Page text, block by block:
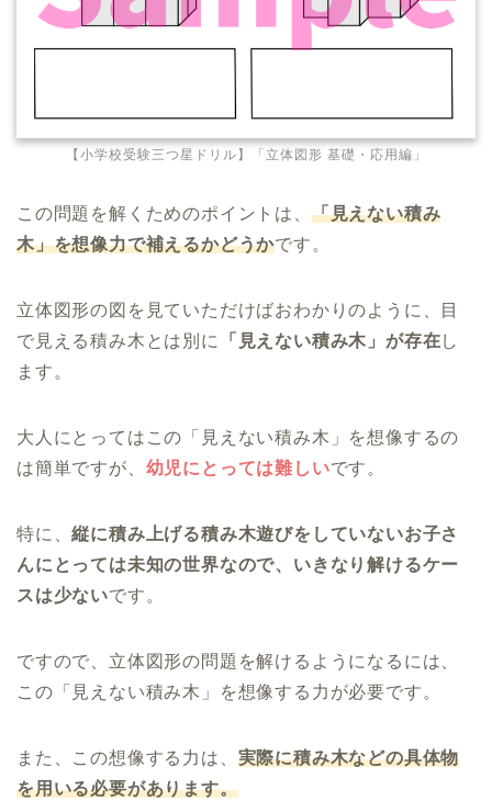
【小学校受験三つ星ドリル】「立体図形 基礎・応用編」
この問題を解くためのポイントは、 「見えない積み
木」を想像力で補えるかどうかです。
立体図形の図を見ていただけばおわかりのように、目
で見える積み木とは別に
「見えない積み木」が存在し
ます。
大人にとってはこの「見えない積み木」を想像するの
は簡単ですが、 幼児にとっては難しいです。
特に、縦に積み上げる積み木遊びをしていないお子さ
んにとっては未知の世界なので、いきなり解けるケー
スは少ないです。
ですので、立体図形の問題を解けるようになるには、
この「見えない積み木」を想像する力が必要です。
また、この想像する力は、 実際に積み木などの具体物
を用いる必要があります。